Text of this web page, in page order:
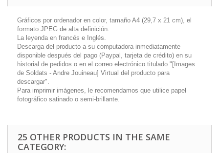
Gráficos por ordenador en color, tamaño A4 (29,7 x 21 cm), el
formato JPEG de alta definición.
La leyenda en francés e Inglés.
Descarga del producto a su computadora inmediatamente
disponible después del pago (Paypal, tarjeta de crédito) en su
historial de pedidos o en el correo electrónico titulado "[Images
de Soldats - Andre Jouineau] Virtual del producto para
descargar".
Para imprimir imágenes, le recomendamos que utilice papel
fotográfico satinado o semi-brillante.
25 OTHER PRODUCTS IN THE SAME
CATEGORY: